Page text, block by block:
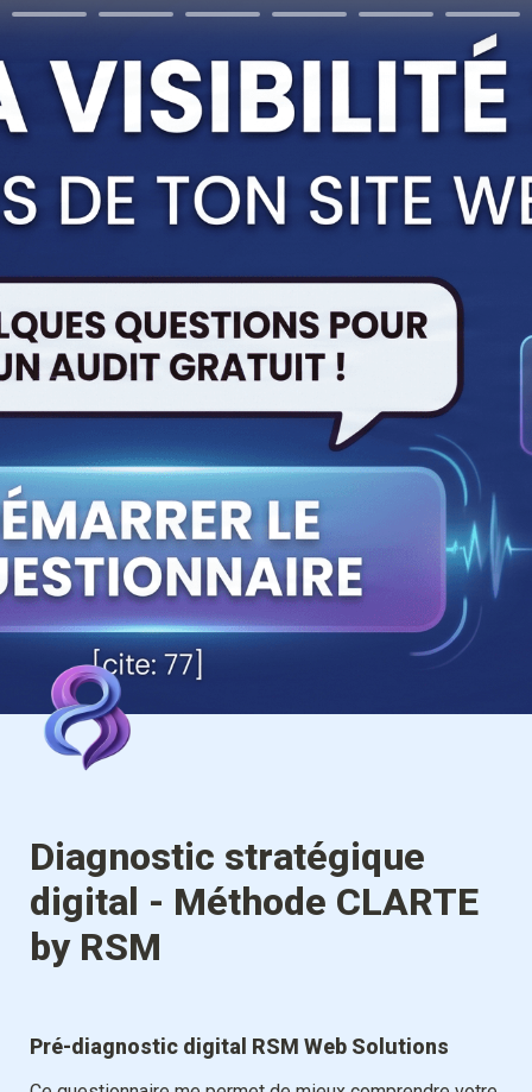
Diagnostic stratégique
digital - Méthode CLARTE
by RSM
Pré-diagnostic digital RSM Web Solutions